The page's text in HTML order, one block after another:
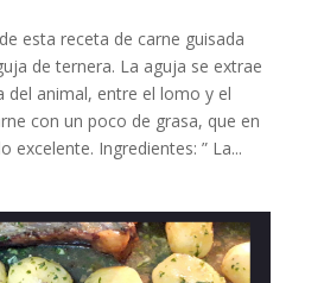
esta receta de carne guisada
de ternera. La aguja se extrae
del animal, entre el lomo y el
con un poco de grasa, que en
excelente. Ingredientes: ” La...